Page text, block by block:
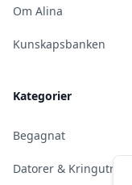
Om Alina
Kunskapsbanken
Kategorier
Begagnat
Datorer &